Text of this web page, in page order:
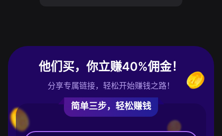
他们买，你立赚40%佣金！
分享专属链接，轻松开始赚钱之路！
简单三步，轻松赚钱